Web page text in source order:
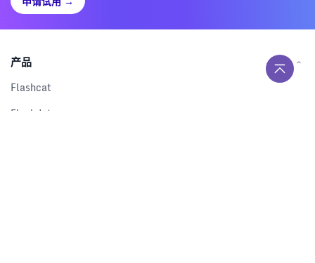
产品
Flashcat
Flashduty